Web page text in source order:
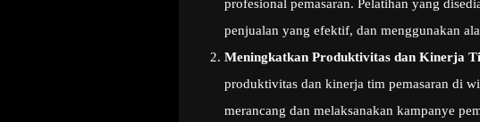
profesional pemasaran. Pelatihan yang
penjualan yang efektif, dan menggunakan
Meningkatkan Produktivitas dan Kinerja
produktivitas dan kinerja tim pemasaran di
merancang dan melaksanakan kampanye